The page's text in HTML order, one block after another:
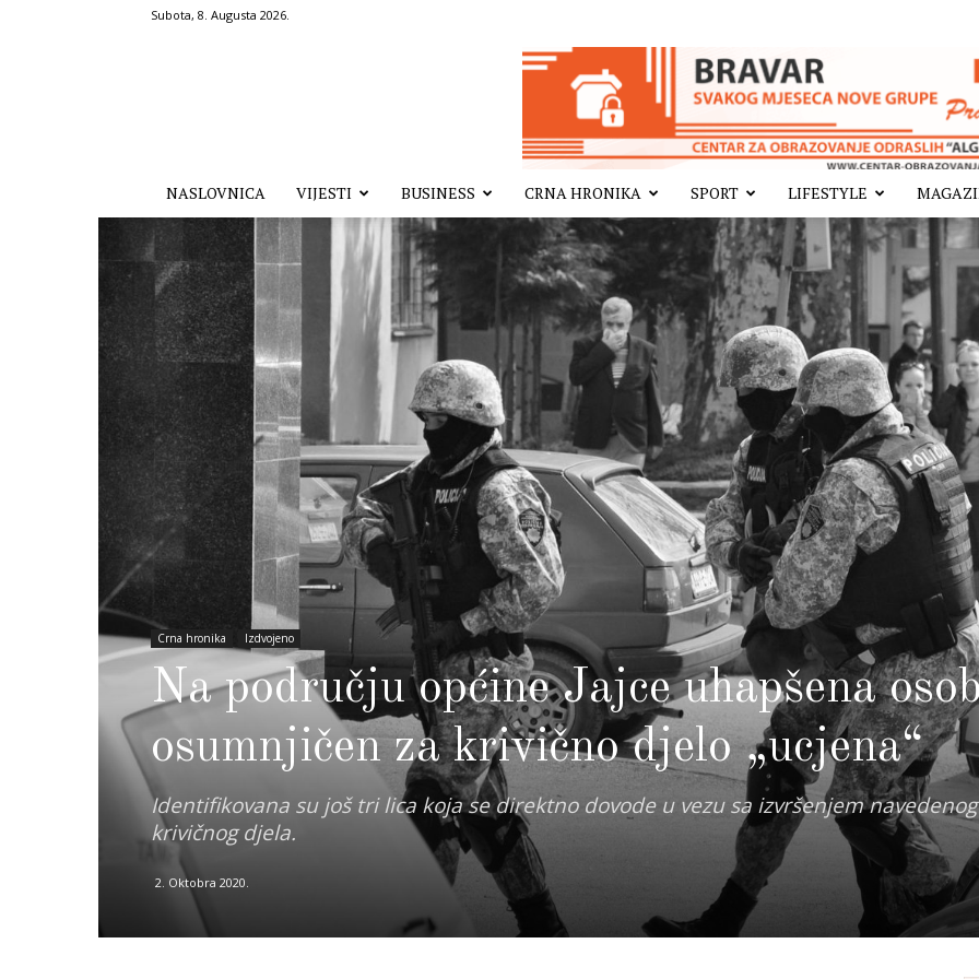
Subota, 8. Augusta 2026.
NASLOVNICA VIJESTI BUSINESS CRNA HRONIKA SPORT LIFESTYLE
Crna hronika Izdvojeno
Na području općine Jajce uhapšena
osumnjičen za krivično djelo „ucjena“
Identifikovana su još tri lica koja se direktno dovode u vezu sa izvršenjem navedenog
krivičnog djela.
2. Oktobra 2020.